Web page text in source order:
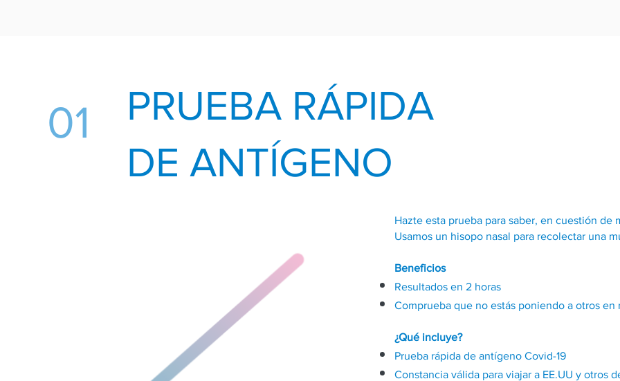
01
PRUEBA RÁPIDA
DE ANTÍGENO
Hazte esta prueba para saber, en cuestión de
Usamos un hisopo nasal para recolectar una
Beneficios
Resultados en 2 horas
Comprueba que no estás poniendo a otros en
¿Qué incluye?
Prueba rápida de antígeno Covid-19
Constancia válida para viajar a EE.UU y otros